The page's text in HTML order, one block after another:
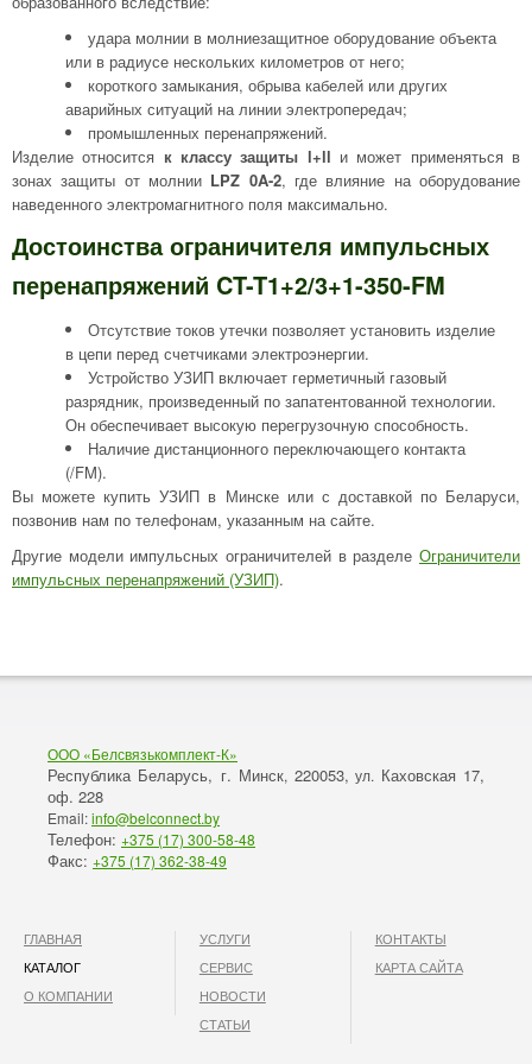
удара молнии в молниезащитное оборудование объекта
или в радиусе нескольких километров от него;
короткого замыкания, обрыва кабелей или других
аварийных ситуаций на линии электропередач;
промышленных перенапряжений.
Изделие относится к классу защиты l+ll и может применяться в
зонах защиты от молнии LPZ 0A-2, где влияние на оборудование
наведенного электромагнитного поля максимально.
Достоинства ограничителя импульсных
перенапряжений CT-T1+2/3+1-350-FM
Отсутствие токов утечки позволяет установить изделие
в цепи перед счетчиками электроэнергии.
Устройство УЗИП включает герметичный газовый
разрядник, произведенный по запатентованной технологии.
Он обеспечивает высокую перегрузочную способность.
Наличие дистанционного переключающего контакта
(/FM).
Вы можете купить УЗИП в Минске или с доставкой по Беларуси,
позвонив нам по телефонам, указанным на сайте.
Другие модели импульсных ограничителей в разделе Ограничители
импульсных перенапряжений (УЗИП).
ООО «Белсвязькомплект-К»
Республика Беларусь, г. Минск, 220053, ул. Каховская 17,
оф. 228
Email:info@belconnect.by
Телефон: +375 (17) 300-58-48
Факс: +375 (17) 362-38-49
ГЛАВНАЯ
КАТАЛОГ
О КОМПАНИИ
УСЛУГИ
СЕРВИС
НОВОСТИ
СТАТЬИ
КОНТАКТЫ
КАРТА САЙТА